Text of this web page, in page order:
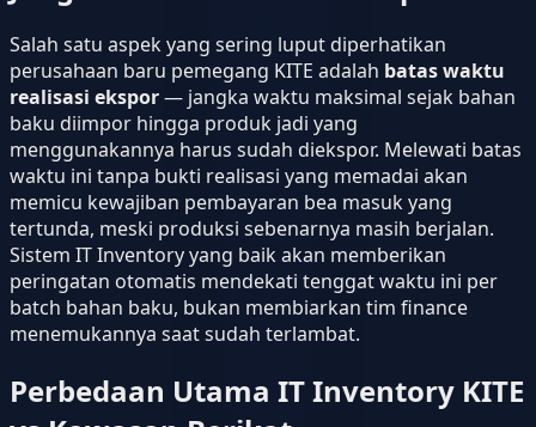
Salah satu aspek yang sering luput diperhatikan
perusahaan baru pemegang KITE adalah batas waktu
realisasi ekspor— jangka waktu maksimal sejak bahan
baku diimpor hingga produk jadi yang
menggunakannya harus sudah diekspor. Melewati batas
waktu ini tanpa bukti realisasi yang memadai akan
memicu kewajiban pembayaran bea masuk yang
tertunda, meski produksi sebenarnya masih berjalan.
Sistem IT Inventory yang baik akan memberikan
peringatan otomatis mendekati tenggat waktu ini per
batch bahan baku, bukan membiarkan tim finance
menemukannya saat sudah terlambat.
Perbedaan Utama IT Inventory KITE